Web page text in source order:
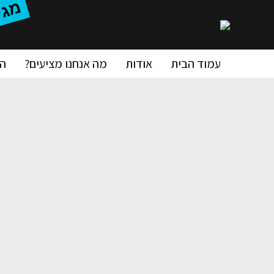
עמוד הבית אודות מה אנחנו מציעים?